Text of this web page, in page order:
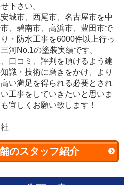
下さい。
城市、西尾市、名古屋市を中
、碧南市、高浜市、豊田市で
・防水工事を6000件以上行っ
河No.1の塗装実績です。
口コミ、評判を頂けるよう建
識・技術に磨きをかけ、より
い満足を得られる必要とされ
工事をしていきたいと思いま
宜しくお願い致します！
のスタッフ紹介